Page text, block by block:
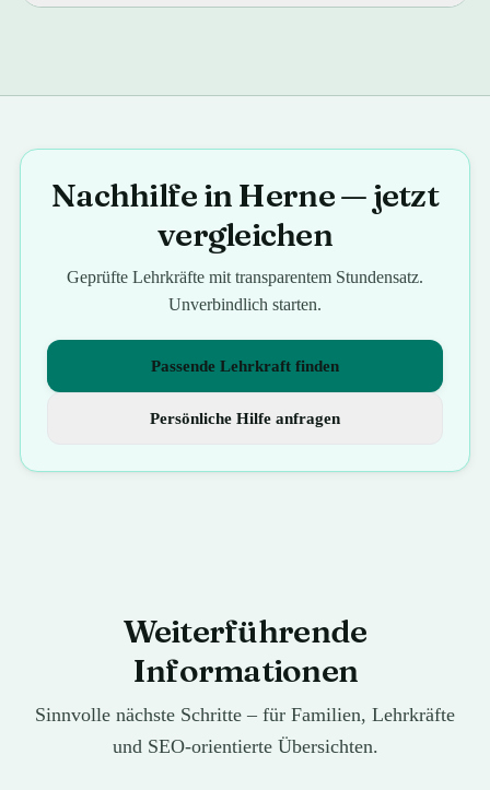
Nachhilfe in Herne — jetzt
vergleichen
Geprüfte Lehrkräfte mit transparentem Stundensatz.
Unverbindlich starten.
Passende Lehrkraft finden
Persönliche Hilfe anfragen
Weiterführende
Informationen
Sinnvolle nächste Schritte – für Familien, Lehrkräfte
und SEO-orientierte Übersichten.